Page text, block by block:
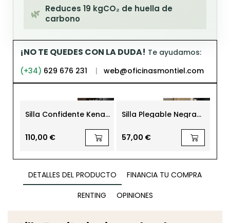
🌿 Reduces 19 kgCO₂ de huella de
carbono
¡NO TE QUEDES CON LA DUDA! Te ayudamos:
(+34) 629 676 231 | web@oficinasmontiel.com
Silla Confidente Kena
110,00 €
Silla Plegable Negra
con brazos XL 45 de
57,00 €
DETALLES DEL PRODUCTO
FINANCIA TU COMPRA
RENTING
OPINIONES